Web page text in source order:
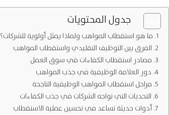
جدول المحتويات
ما هو استقطاب المواهب ولماذا يمثل أولوية للشركات؟
الفرق بين التوظيف التقليدي واستقطاب المواهب
مصادر استقطاب الكفاءات في سوق العمل
دور العلامة الوظيفية في جذب المواهب
مراحل استقطاب المواهب الوظيفية الناجحة
التحديات التي تواجه الشركات في جذب الكفاءات
أدوات حديثة تساعد في تحسين عملية الاستقطاب